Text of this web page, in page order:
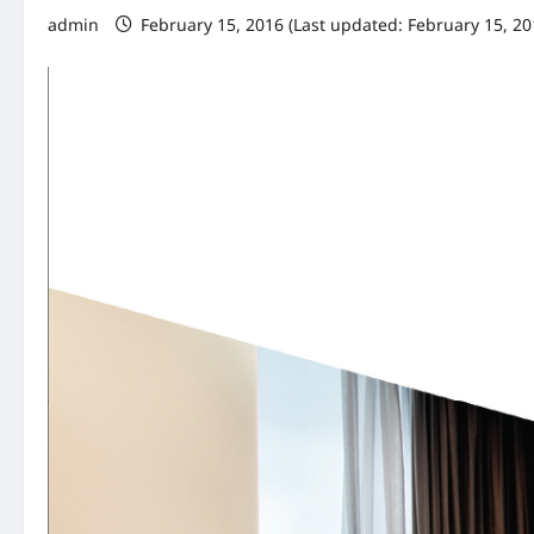
admin February 15, 2016 (Last updated: February 15,